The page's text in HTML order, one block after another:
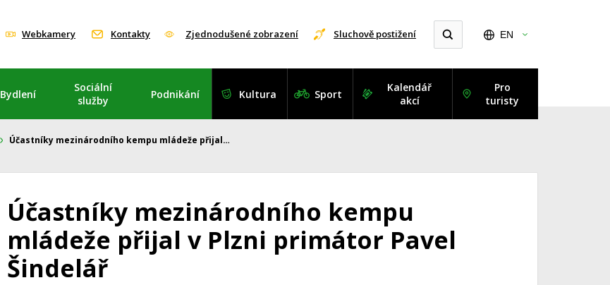
Webkamery Kontakty Zjednodušené zobrazení Sluchově postižení EN
Bydlení
Sociální
služby
Podnikání Kultura Sport
Kalendář
akcí
Pro
turisty
Účastníky mezinárodního kempu mládeže přijal…
Účastníky mezinárodního kempu
mládeže přijal v Plzni primátor Pavel
Šindelář